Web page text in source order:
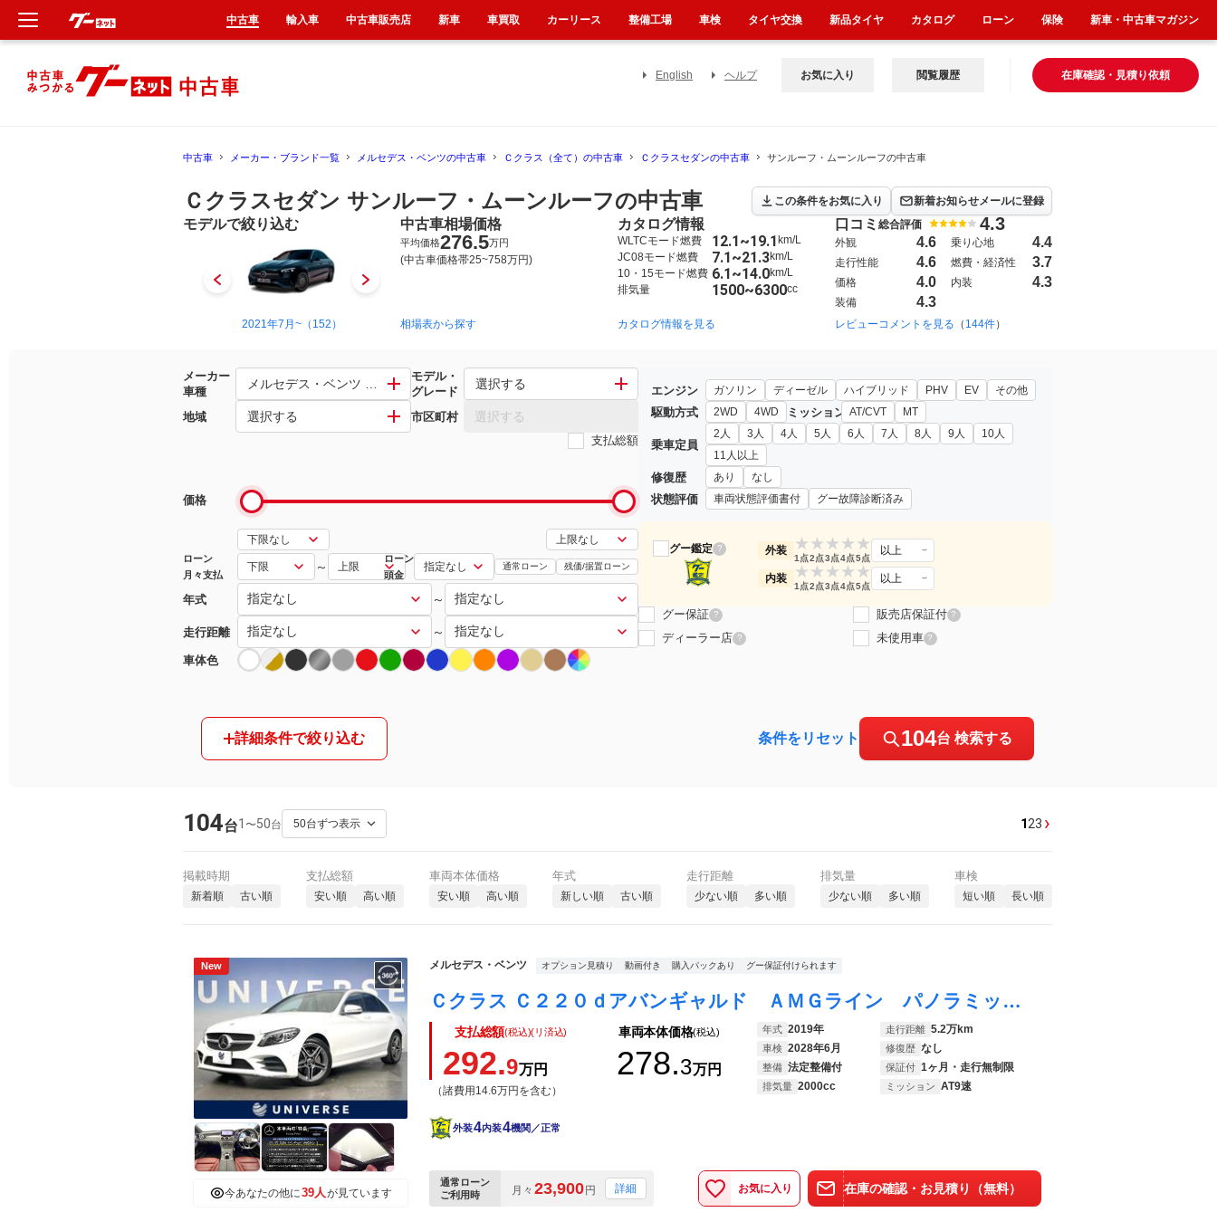
English ヘルプ 在庫確認・見積り依頼
お気に入り 閲覧履歴
中古車 メーカー・ブランド一覧 メルセデス・ベンツの中古車 Ｃクラス（全て）の中古車 Ｃクラスセダンの中古車 サンルーフ・ムーンルーフの中古車
Ｃクラスセダン サンルーフ・ムーンルーフの中古車 この条件をお気に入り 新着お知らせメールに登録
モデルで絞り込む
2021年7月~（152） 2014年7月~2022年11月（309） 2007年6月~2016年3月（44） 2000年9月~2007年6月（11） 1993年10月~2000年9月（11）
中古車相場価格
平均価格276.5万円
(中古車価格帯25~758万円)
相場表から探す
カタログ情報
WLTCモード燃費 12.1~19.1 km/L
JC08モード燃費
7.1~21.3km/L
10・15モード燃費 6.1~14.0km/L
排気量
1500~6300cc
カタログ情報を見る
口コミ 総合評価 4.3
外観 4.6 乗り心地 4.4
走行性能 4.6 燃費・経済性 3.7
価格 4.0 内装 4.3
装備 4.3
レビューコメントを見る （ 144件）
メーカー
車種
メルセデス・ベンツ Ｃクラスセダン
モデル・
グレード
選択する
地域 選択する 市区町村 選択する
支払総額
価格
ローン
月々支払
～
ローン
頭金
通常ローン 残価/据置ローン
年式 ～
走行距離 ～
車体色
エンジン ガソリン ディーゼル ハイブリッド PHV EV その他
駆動方式 2WD 4WD ミッション AT/CVT MT
乗車定員
2人 3人 4人 5人 6人 7人 8人 9人
10人
11人以上
修復歴 あり なし
状態評価 車両状態評価書付 グー故障診断済み
グー鑑定 ? 外装 ★
1点
★
2点
★
3点
★
4点
★
5点
以上
内装 ★
1点
★
2点
★
3点
★
4点
★
5点
以上
グー保証 ? 販売店保証付 ?
ディーラー店 ? 未使用車 ?
詳細条件で絞り込む 条件をリセット 104台 検索する
104台1 〜50台 123 ›
掲載時期
新着順 古い順
支払総額
安い順 高い順
車両本体価格
安い順 高い順
年式
新しい順 古い順
走行距離
少ない順 多い順
排気量
少ない順 多い順
車検
短い順 長い順
New
今あなたの他に39人が見ています
メルセデス・ベンツ オプション見積り 動画付き 購入パックあり グー保証付けられます
Ｃクラス Ｃ２２０ｄアバンギャルド ＡＭＧライン パノラミックスライディングルーフ レザーエクスクルーシブ／レーダーセーフティパッケージ 後期モデル 禁煙車 赤革シート 前席パワーシート 前席シートヒーター Ｂｕｒｍｅｓｔｅｒ アップルカープレイ
支払総額(税込)(リ済込)
292.9万円
（諸費用14.6万円を含む）
車両本体価格(税込)
278.3万円
年式 2019年 走行距離 5.2万km
車検 2028年6月 修復歴 なし
整備 法定整備付 保証付 1ヶ月・走行無制限
排気量 2000cc ミッション AT9速
外装4内装4機関／正常
通常ローン
ご利用時
月々 23,900円 詳細 お気に入り 在庫の確認・お見積り（無料）
中古車 輸入車 中古車販売店 新車 車買取 カーリース 整備工場 車検 タイヤ交換 新品タイヤ カタログ ローン 保険 新車・中古車マガジン
新車